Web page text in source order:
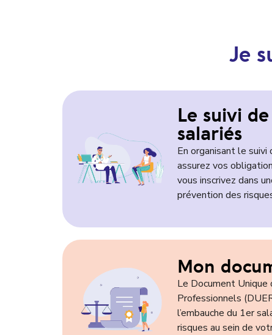
Je
Le suivi
salariés
En organisant le suivi
assurez vos
vous inscrivez dans
prévention des
Mon
Le Document Unique
Professionnels
l’embauche du 1er
risques au sein de